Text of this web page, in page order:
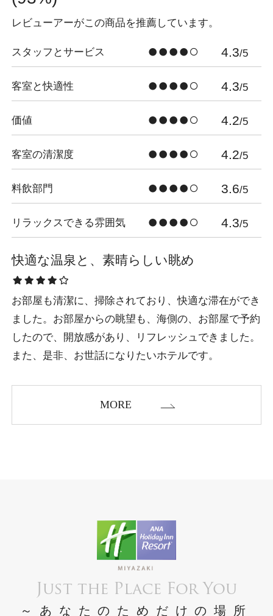
レビューアーがこの商品を推薦しています。
スタッフとサービス 4.3/5
客室と快適性 4.3/5
価値 4.2/5
客室の清潔度 4.2/5
料飲部門 3.6/5
リラックスできる雰囲気 4.3/5
快適な温泉と、素晴らしい眺め
お部屋も清潔に、掃除されており、快適な滞在ができ
ました。お部屋からの眺望も、海側の、お部屋で予約
したので、開放感があり、リフレッシュできました。
また、是非、お世話になりたいホテルです。
MORE
Just the Place For You
～あなたのためだけの場所